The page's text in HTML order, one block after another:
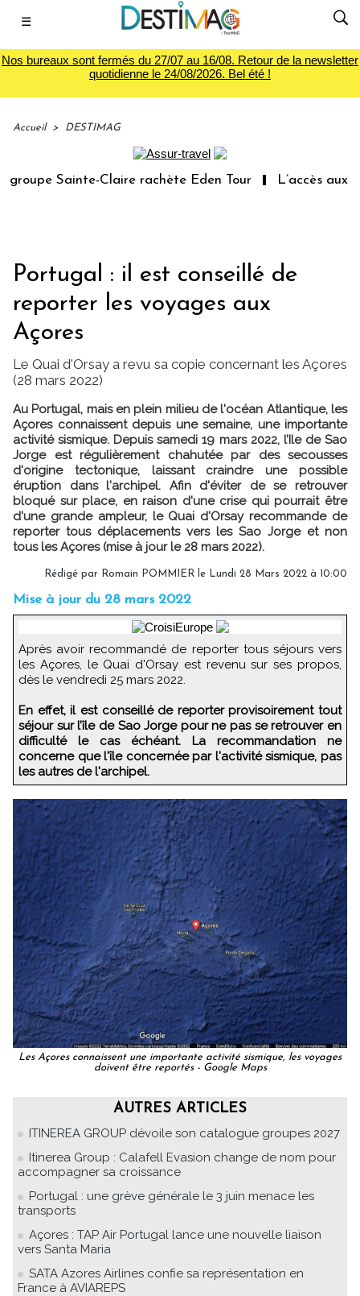
☰
Nos bureaux sont fermés du 27/07 au 16/08. Retour de la newsletter
quotidienne le 24/08/2026. Bel été !
Accueil > DESTIMAG
Sainte-Claire rachète Eden Tour L’accès aux
Portugal : il est conseillé de
reporter les voyages aux
Açores
Le Quai d'Orsay a revu sa copie concernant les Açores
(28 mars 2022)
Au Portugal, mais en plein milieu de l'océan Atlantique, les
Açores connaissent depuis une semaine, une importante
activité sismique. Depuis samedi 19 mars 2022, l’Ile de Sao
Jorge est régulièrement chahutée par des secousses
d'origine tectonique, laissant craindre une possible
éruption dans l'archipel. Afin d'éviter de se retrouver
bloqué sur place, en raison d'une crise qui pourrait être
d'une grande ampleur, le Quai d'Orsay recommande de
reporter tous déplacements vers les Sao Jorge et non
tous les Açores (mise à jour le 28 mars 2022).
Rédigé par Romain POMMIER le Lundi 28 Mars 2022 à 10:00
Mise à jour du 28 mars 2022
Après avoir recommandé de reporter tous séjours vers
les Açores, le Quai d'Orsay est revenu sur ses propos,
dès le vendredi 25 mars 2022.
En effet, il est conseillé de reporter provisoirement tout
séjour sur l’île de Sao Jorge pour ne pas se retrouver en
difficulté le cas échéant. La recommandation ne
concerne que l'île concernée par l'activité sismique, pas
les autres de l'archipel.
Les Açores connaissent une importante activité sismique, les voyages
doivent être reportés - Google Maps
AUTRES ARTICLES
ITINEREA GROUP dévoile son catalogue groupes 2027
Itinerea Group : Calafell Evasion change de nom pour
accompagner sa croissance
Portugal : une grève générale le 3 juin menace les
transports
Açores : TAP Air Portugal lance une nouvelle liaison
vers Santa Maria
SATA Azores Airlines confie sa représentation en
France à AVIAREPS